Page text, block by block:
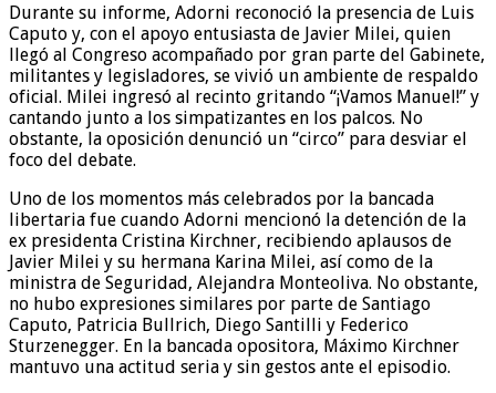
Durante su informe, Adorni reconoció la presencia de Luis
Caputo y, con el apoyo entusiasta de Javier Milei, quien
llegó al Congreso acompañado por gran parte del Gabinete,
militantes y legisladores, se vivió un ambiente de respaldo
oficial. Milei ingresó al recinto gritando “¡Vamos Manuel!” y
cantando junto a los simpatizantes en los palcos. No
obstante, la oposición denunció un “circo” para desviar el
foco del debate.
Uno de los momentos más celebrados por la bancada
libertaria fue cuando Adorni mencionó la detención de la
ex presidenta Cristina Kirchner, recibiendo aplausos de
Javier Milei y su hermana Karina Milei, así como de la
ministra de Seguridad, Alejandra Monteoliva. No obstante,
no hubo expresiones similares por parte de Santiago
Caputo, Patricia Bullrich, Diego Santilli y Federico
Sturzenegger. En la bancada opositora, Máximo Kirchner
mantuvo una actitud seria y sin gestos ante el episodio.